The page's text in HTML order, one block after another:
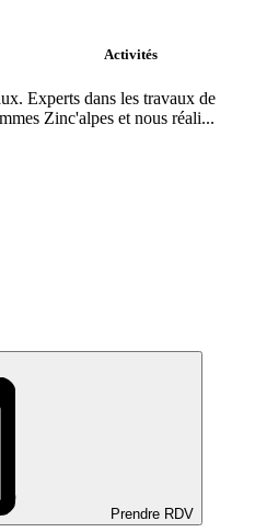
Activités
Experts dans les travaux de
Zinc'alpes et nous réali...
Prendre RDV